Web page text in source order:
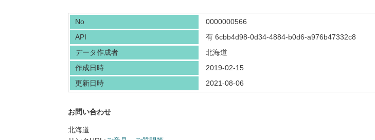
No
0000000566
API
有 6cbb4d98-0d34-4884-b0d6-a976b47332c8
データ作成者
北海道
作成日時
2019-02-15
更新日時
2021-08-06
お問い合わせ
北海道